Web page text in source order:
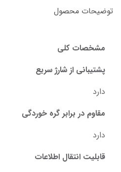
توضیحات محصول
مشخصات کلی
پشتیبانی از شارژ سریع
دارد
مقاوم در برابر گره خوردگی
دارد
قابلیت انتقال اطلاعات